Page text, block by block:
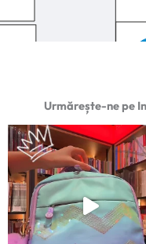
Urmărește-ne pe